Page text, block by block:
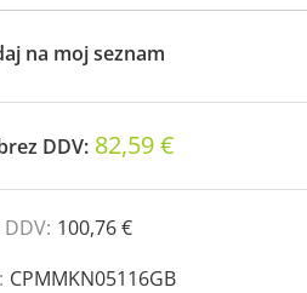
na moj seznam
DDV: 82,59 €
100,76 €
CPMMKN05116GB